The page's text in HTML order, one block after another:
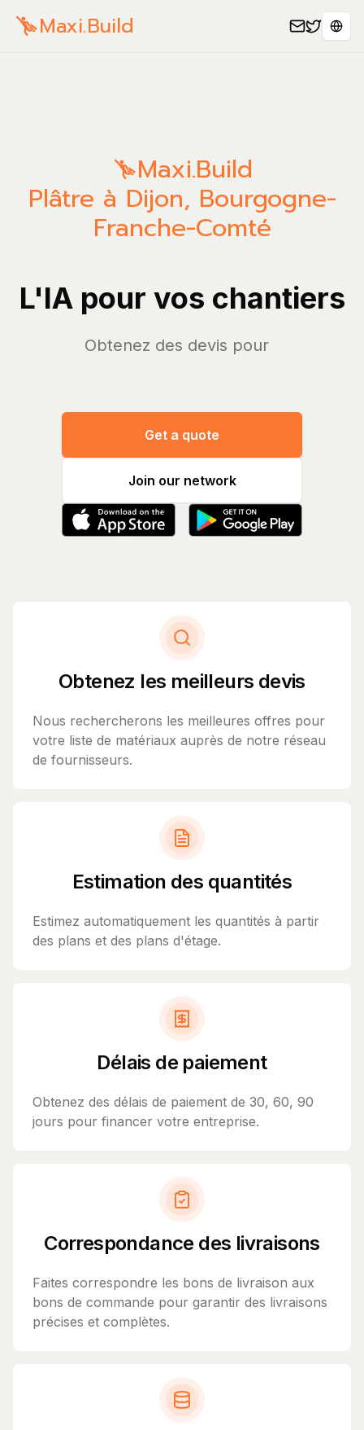
Maxi.Build
Maxi.Build
Plâtre à Dijon, Bourgogne-
Franche-Comté
L'IA pour vos chantiers
Obtenez des
Get a quote
Join our network
Obtenez les meilleurs devis
Nous rechercherons les meilleures offres pour
votre liste de matériaux auprès de notre réseau
de fournisseurs.
Estimation des quantités
Estimez automatiquement les quantités à partir
des plans et des plans d'étage.
Délais de paiement
Obtenez des délais de paiement de 30, 60, 90
jours pour financer votre entreprise.
Correspondance des livraisons
Faites correspondre les bons de livraison aux
bons de commande pour garantir des livraisons
précises et complètes.